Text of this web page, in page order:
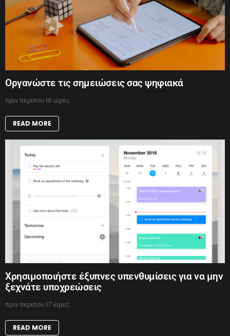
Οργανώστε τις σημειώσεις σας ψηφιακά
πριν περίπου 16 ώρες
READ MORE
Χρησιμοποιήστε έξυπνες υπενθυμίσεις για να μην
ξεχνάτε υποχρεώσεις
πριν περίπου 17 ώρες
READ MORE